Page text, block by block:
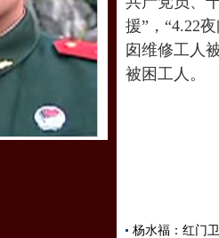
援”，“4.22
囱维修工人
被困工人。
杨水福：红门